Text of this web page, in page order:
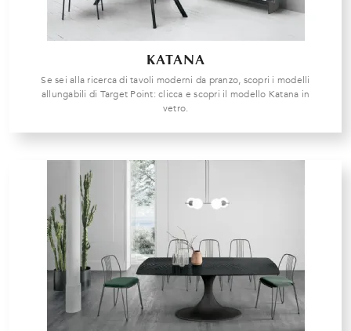
KATANA
Se sei alla ricerca di tavoli moderni da pranzo, scopri i modelli
allungabili di Target Point: clicca e scopri il modello Katana in
vetro.